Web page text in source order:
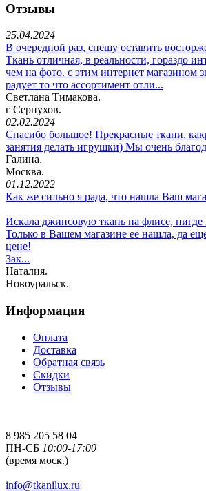
Отзывы
25.04.2024
В очередной раз, спешу оставить
Ткань отличная, в реальности, гораздо
чем на фото. с этим интернет магазином
радует то что ассортимент отли...
Светлана Тимакова.
г Серпухов.
02.02.2024
Спасибо большое! Прекрасные ткани,
занятия делать игрушки) Мы очень
Галина.
Москва.
01.12.2022
Как же сильно я рада, что нашла Ваш
Искала джинсовую ткань на флисе, нигде
Только в Вашем магазине её нашла, да
цене!
Зак...
Наталия.
Новоуральск.
Информация
Оплата
Доставка
Обратная связь
Скидки
Отзывы
8 985 205 58 04
ПН-СБ 10:00-17:00
(время моск.)
info@tkanilux.ru